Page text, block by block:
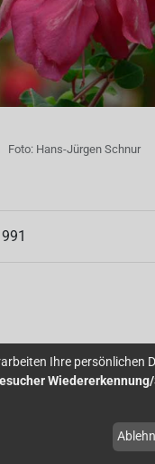
Foto: Hans-Jürgen Schnur
Ihre persönlichen